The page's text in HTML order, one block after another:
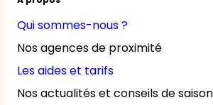
Qui sommes-nous ?
Nos agences de proximité
Les aides et tarifs
Nos actualités et conseils de